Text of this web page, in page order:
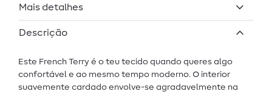
Mais detalhes
Descrição
Este French Terry é o teu tecido quando queres algo
confortável e ao mesmo tempo moderno. O interior
suavemente cardado envolve-se agradavelmente na